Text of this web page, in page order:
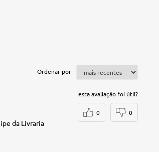
Ordenar por
da Livraria
esta avaliação foi útil?
0 0